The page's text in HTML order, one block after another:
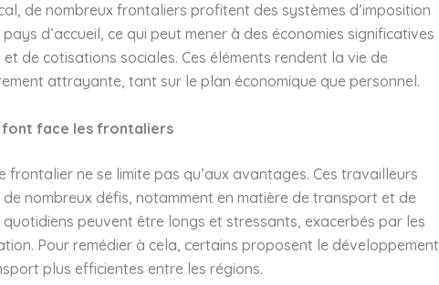
de nombreux frontaliers profitent des systèmes d’imposition
d’accueil, ce qui peut mener à des économies significatives
et de cotisations sociales. Ces éléments rendent la vie de
attrayante, tant sur le plan économique que personnel.
font face les frontaliers
frontalier ne se limite pas qu’aux avantages. Ces travailleurs
nombreux défis, notamment en matière de transport et de
peuvent être longs et stressants, exacerbés par les
Pour remédier à cela, certains proposent le développement
plus efficientes entre les régions.